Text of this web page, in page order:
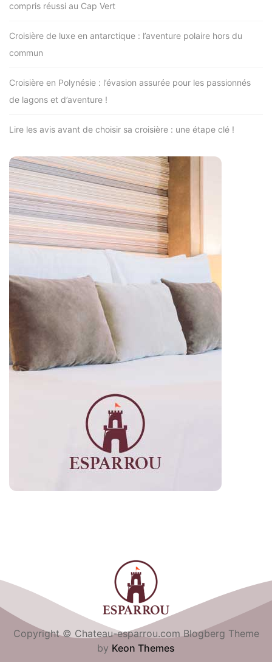
compris réussi au Cap Vert
Croisière de luxe en antarctique : l’aventure polaire hors du
commun
Croisière en Polynésie : l’évasion assurée pour les passionnés
de lagons et d’aventure !
Lire les avis avant de choisir sa croisière : une étape clé !
Copyright © Chateau-esparrou.com Blogberg Theme
by Keon Themes